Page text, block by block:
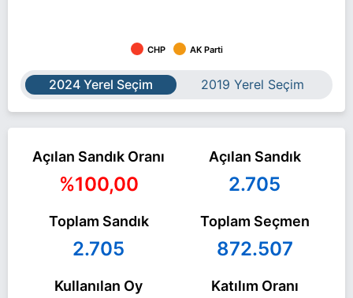
CHP AK Parti
2024 Yerel Seçim 2019 Yerel Seçim
Açılan Sandık Oranı
%100,00
Açılan Sandık
2.705
Toplam Sandık
2.705
Toplam Seçmen
872.507
Kullanılan Oy Katılım Oranı